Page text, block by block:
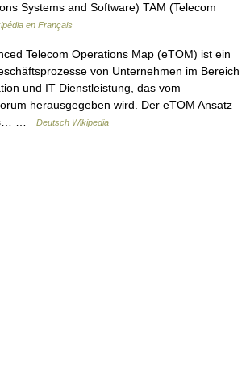
Systems and Software) TAM (Telecom
en Français
Telecom Operations Map (eTOM) ist ein
von Unternehmen im Bereich
und IT Dienstleistung, das vom
herausgegeben wird. Der eTOM Ansatz
…
Deutsch Wikipedia